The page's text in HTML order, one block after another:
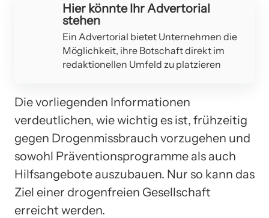
Hier könnte Ihr Advertorial
stehen
Ein Advertorial bietet Unternehmen die
Möglichkeit, ihre Botschaft direkt im
redaktionellen Umfeld zu platzieren
Die vorliegenden Informationen
verdeutlichen, wie wichtig es ist, frühzeitig
gegen Drogenmissbrauch vorzugehen und
sowohl Präventionsprogramme als auch
Hilfsangebote auszubauen. Nur so kann das
Ziel einer drogenfreien Gesellschaft
erreicht werden.